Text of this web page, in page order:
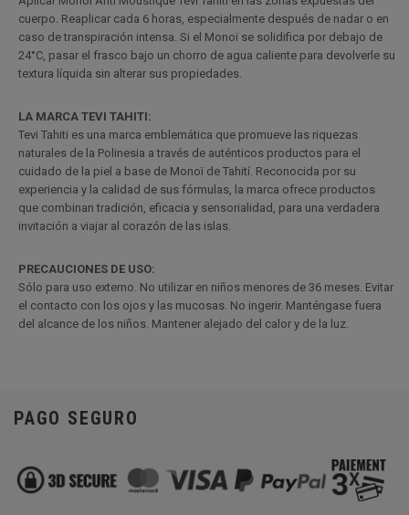
cuerpo. Reaplicar cada 6 horas, especialmente después de nadar o en
caso de transpiración intensa. Si el Monoï se solidifica por debajo de
24°C, pasar el frasco bajo un chorro de agua caliente para devolverle su
textura líquida sin alterar sus propiedades.
LA MARCA TEVI TAHITI:
Tevi Tahiti es una marca emblemática que promueve las riquezas
naturales de la Polinesia a través de auténticos productos para el
cuidado de la piel a base de Monoï de Tahití. Reconocida por su
experiencia y la calidad de sus fórmulas, la marca ofrece productos
que combinan tradición, eficacia y sensorialidad, para una verdadera
invitación a viajar al corazón de las islas.
PRECAUCIONES DE USO:
Sólo para uso externo. No utilizar en niños menores de 36 meses. Evitar
el contacto con los ojos y las mucosas. No ingerir. Manténgase fuera
del alcance de los niños. Mantener alejado del calor y de la luz.
PAGO SEGURO